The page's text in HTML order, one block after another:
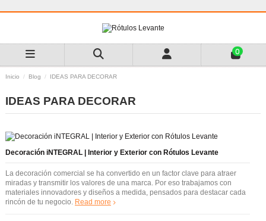
0
Inicio Blog IDEAS PARA DECORAR
IDEAS PARA DECORAR
Decoración iNTEGRAL | Interior y Exterior con Rótulos Levante
La decoración comercial se ha convertido en un factor clave para atraer
miradas y transmitir los valores de una marca. Por eso trabajamos con
materiales innovadores y diseños a medida, pensados para destacar cada
rincón de tu negocio. Read more